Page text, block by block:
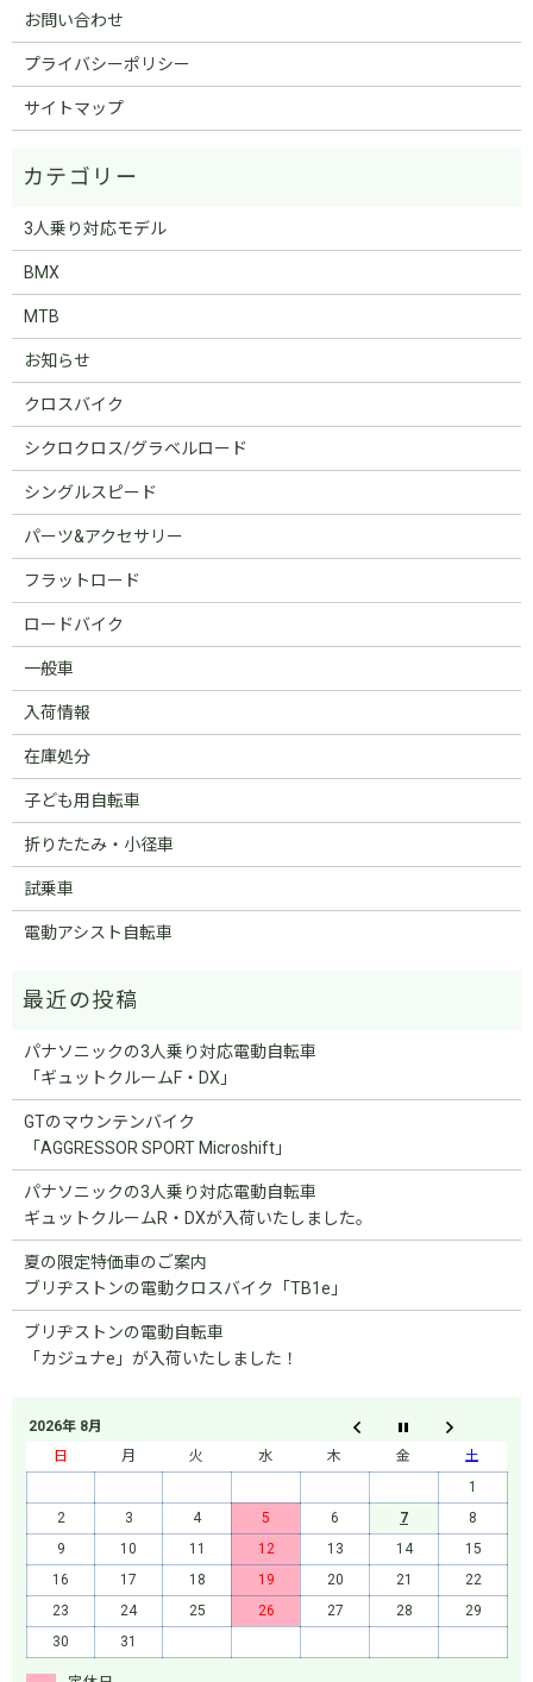
お問い合わせ
プライバシーポリシー
サイトマップ
3人乗り対応モデル
BMX
MTB
お知らせ
クロスバイク
シクロクロス/グラベルロード
シングルスピード
パーツ&アクセサリー
フラットロード
ロードバイク
一般車
入荷情報
在庫処分
子ども用自転車
折りたたみ・小径車
試乗車
電動アシスト自転車
パナソニックの3人乗り対応電動自転車
「ギュットクルームF・DX」
GTのマウンテンバイク
「AGGRESSOR SPORT Microshift」
パナソニックの3人乗り対応電動自転車
ギュットクルームR・DXが入荷いたしました。
夏の限定特価車のご案内
ブリヂストンの電動クロスバイク「TB1e」
ブリヂストンの電動自転車
「カジュナe」が入荷いたしました！
2026年 8月
日
月 火 水 木 金
土
1
2
3 4 5 6 7
8
9
10 11 12 13 14
15
16
17 18 19 20 21
22
23
24 25 26 27 28
29
30
31